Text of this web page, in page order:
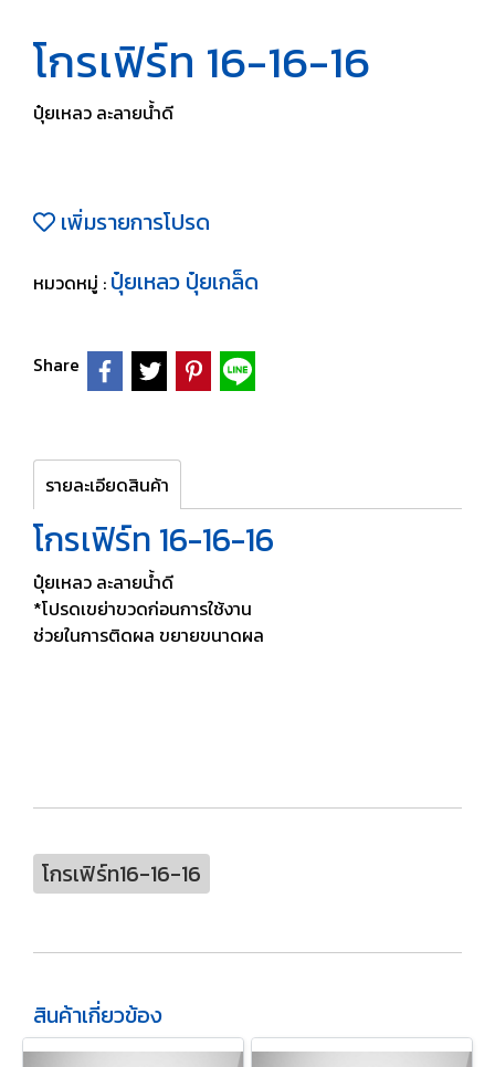
โกรเฟิร์ท 16-16-16
ปุ๋ยเหลว ละลายน้ำดี
เพิ่มรายการโปรด
หมวดหมู่ : ปุ๋ยเหลว ปุ๋ยเกล็ด
Share
รายละเอียดสินค้า
โกรเฟิร์ท 16-16-16
ปุ๋ยเหลว ละลายน้ำดี
*โปรดเขย่าขวดก่อนการใช้งาน
ช่วยในการติดผล ขยายขนาดผล
โกรเฟิร์ท16-16-16
สินค้าเกี่ยวข้อง